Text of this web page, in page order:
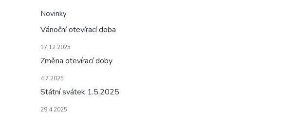
Novinky
Vánoční otevírací doba
17.12.2025
Změna otevírací doby
4.7.2025
Státní svátek 1.5.2025
29.4.2025